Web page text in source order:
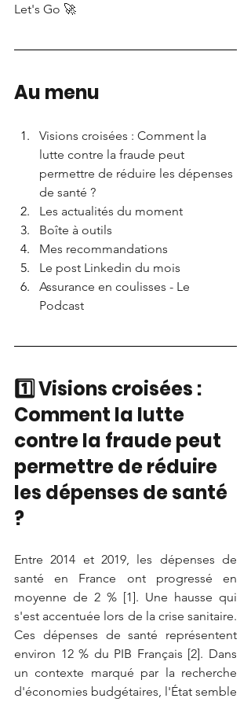
Let's Go 🚀
Au menu
Visions croisées : Comment la
lutte contre la fraude peut
permettre de réduire les dépenses
de santé ?
Les actualités du moment
Boîte à outils
Mes recommandations
Le post Linkedin du mois
Assurance en coulisses - Le
Podcast
1️⃣ Visions croisées :
Comment la lutte
contre la fraude peut
permettre de réduire
les dépenses de santé
?
Entre 2014 et 2019, les dépenses de
santé en France ont progressé en
moyenne de 2 % [1]. Une hausse qui
s'est accentuée lors de la crise sanitaire.
Ces dépenses de santé représentent
environ 12 % du PIB Français [2]. Dans
un contexte marqué par la recherche
d'économies budgétaires, l'État semble